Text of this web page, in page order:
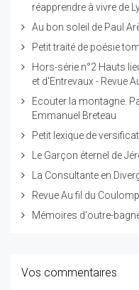
réapprendre à vivre de
Au bon soleil de Paul
Petit traité de poésie
Hors-série n°2 Hauts
et d'Entrevaux - Revue
Ecouter la montagne.
Emmanuel Breteau
Petit lexique de
Le Garçon éternel de
La Consultante en
Revue Au fil du
Mémoires d'outre-
Vos commentaires